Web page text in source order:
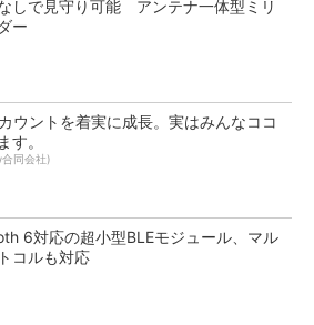
しで見守り可能 アンテナ一体型ミリ
ー
ウントを着実に成長。実はみんなココ
す。
同会社)
6対応の超小型BLEモジュール、マル
コルも対応